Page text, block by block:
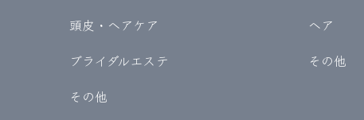
頭皮・ヘアケア
ブライダルエステ
その他
ヘア
その他